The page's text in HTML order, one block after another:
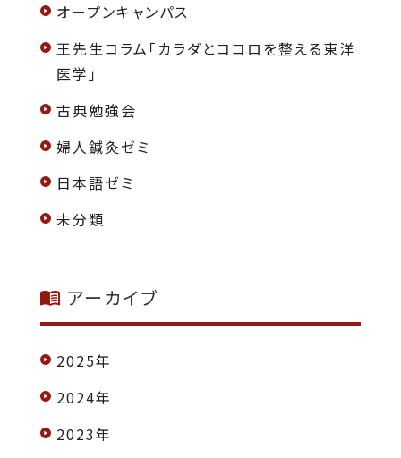
オープンキャンパス
王先生コラム「カラダとココロを整える東洋
医学」
古典勉強会
婦人鍼灸ゼミ
日本語ゼミ
未分類
アーカイブ
2025年
2024年
2023年